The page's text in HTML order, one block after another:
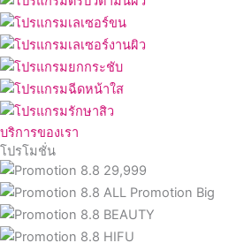
บริการของเรา
โปรโมชั่น